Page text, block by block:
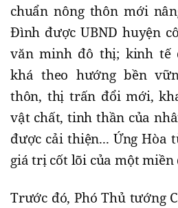
chuẩn nông thôn mới
Đình được UBND huyện
văn minh đô thị; kinh tế
khá theo hướng bền
thôn, thị trấn đổi mới,
vật chất, tinh thần của
được cải thiện... Ứng Hòa
giá trị cốt lõi của một
Trước đó, Phó Thủ tướng